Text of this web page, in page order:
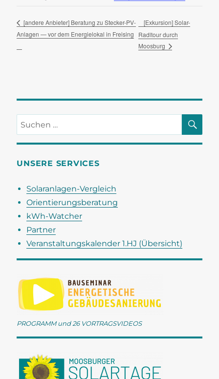
[andere Anbieter] Beratung zu Stecker-PV-
Anlagen — vor dem Energielokal in Freising
[Exkursion] Solar-
Radltour durch
Moosburg
Suchen
nach:
UNSERE SERVICES
Solaranlagen-Vergleich
Orientierungsberatung
kWh-Watcher
Partner
Veranstaltungskalender 1.HJ (Übersicht)
PROGRAMM und 26 VORTRAGSVIDEOS